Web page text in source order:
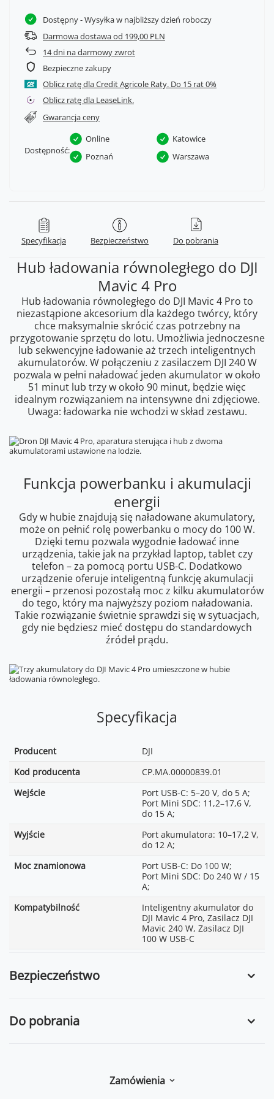
Dostępny- Wysyłka w najbliższy dzień roboczy
Darmowa dostawa od 199,00 PLN
14dni na darmowy zwrot
Bezpieczne zakupy
Oblicz ratę dla Credit Agricole Raty.
Oblicz ratę dla LeaseLink.
Gwarancja ceny
Dostępność:
Online
Katowice
Poznań
Warszawa
Specyfikacja Bezpieczeństwo Do pobrania
Hub ładowania równoległego do DJI
Mavic 4 Pro
Hub ładowania równoległego do DJI Mavic 4 Pro to
niezastąpione akcesorium dla każdego twórcy, który
chce maksymalnie skrócić czas potrzebny na
przygotowanie sprzętu do lotu. Umożliwia jednoczesne
lub sekwencyjne ładowanie aż trzech inteligentnych
akumulatorów. W połączeniu z zasilaczem DJI 240 W
pozwala w pełni naładować jeden akumulator w około
51 minut lub trzy w około 90 minut, będzie więc
idealnym rozwiązaniem na intensywne dni zdjęciowe.
Uwaga: ładowarka nie wchodzi w skład zestawu.
Funkcja powerbanku i akumulacji
energii
Gdy w hubie znajdują się naładowane akumulatory,
może on pełnić rolę powerbanku o mocy do 100 W.
Dzięki temu pozwala wygodnie ładować inne
urządzenia, takie jak na przykład laptop, tablet czy
telefon – za pomocą portu USB-C. Dodatkowo
urządzenie oferuje inteligentną funkcję akumulacji
energii – przenosi pozostałą moc z kilku akumulatorów
do tego, który ma najwyższy poziom naładowania.
Takie rozwiązanie świetnie sprawdzi się w sytuacjach,
gdy nie będziesz mieć dostępu do standardowych
źródeł prądu.
Specyfikacja
Producent
DJI
Kod producenta
CP.MA.00000839.01
Wejście
Port USB-C: 5–20 V, do 5 A;
Port Mini SDC: 11,2–17,6 V,
do 15 A;
Wyjście
Port akumulatora: 10–17,2 V,
do 12 A;
Moc znamionowa
Port USB-C: Do 100 W;
Port Mini SDC: Do 240 W / 15
A;
Kompatybilność
Inteligentny akumulator do
DJI Mavic 4 Pro, Zasilacz DJI
Mavic 240 W, Zasilacz DJI
100 W USB-C
Bezpieczeństwo
Do pobrania
Zamówienia